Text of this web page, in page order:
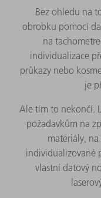
Bez ohledu na
obrobku pomocí
na
individualizace
průkazy nebo
je
Ale tím to nekončí.
požadavkům na
materiály,
individualizované
vlastní datový